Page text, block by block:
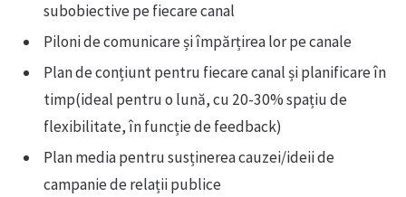
subobiective pe fiecare canal
Piloni de comunicare și împărțirea lor pe canale
Plan de conțiunt pentru fiecare canal și planificare în
timp(ideal pentru o lună, cu 20-30% spațiu de
flexibilitate, în funcție de feedback)
Plan media pentru susținerea cauzei/ideii de
campanie de relații publice